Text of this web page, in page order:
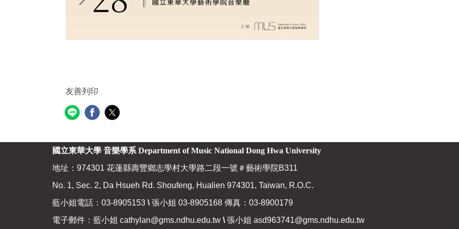
友善列印
國立東華大學 音樂學系 Department of Music National Dong Hwa University
地址：974301 花蓮縣壽豐鄉志學村大學路二段一號＃藝術學院B311
No. 1, Sec. 2, Da Hsueh Rd. Shoufeng, Hualien 974301, Taiwan, R.O.C.
藍小姐電話：03-8905153 \ 張小姐 03-8905168 傳真：03-8900179
電子郵件：藍小姐 cathylan@gms.ndhu.edu.tw \ 張小姐 asd963741@gms.ndhu.edu.tw